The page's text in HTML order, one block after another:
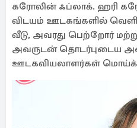
கரோலின் ஃப்லாக். ஹரி
விடயம் ஊடகங்களில்
வீடு, அவரது பெற்றோர்
அவருடன் தொடர்புடைய
ஊடகவியலாளர்கள்